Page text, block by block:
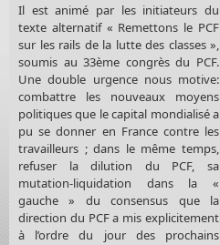
Il est animé par les initiateurs du
texte alternatif « Remettons le PCF
sur les rails de la lutte des classes »,
soumis au 33ème congrès du PCF.
Une double urgence nous motive:
combattre les nouveaux moyens
politiques que le capital mondialisé a
pu se donner en France contre les
travailleurs ; dans le même temps,
refuser la dilution du PCF, sa
mutation-liquidation dans la «
gauche » du consensus que la
direction du PCF a mis explicitement
à l’ordre du jour des prochains